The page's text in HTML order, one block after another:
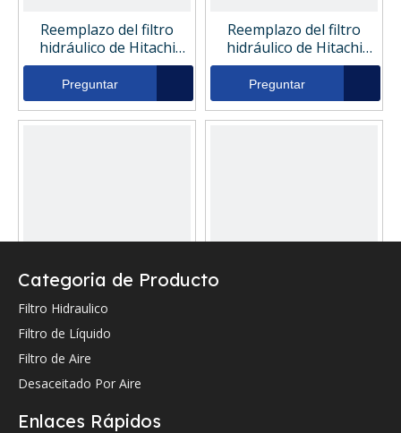
Reemplazo del filtro
hidráulico de Hitachi
263G257011
Preguntar
Reemplazo del filtro
hidráulico de Hitachi
1050132354
Preguntar
Reemplazo del filtro de
combustible Hitachi
YA00037134
Preguntar
Categoria de Producto
Filtro Hidraulico
Filtro de Líquido
Filtro de Aire
Desaceitado Por Aire
Enlaces Rápidos